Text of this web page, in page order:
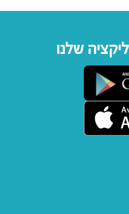
שלנו